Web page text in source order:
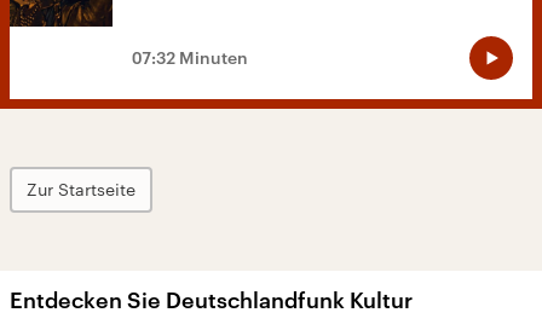
07:32 Minuten
Zur Startseite
Entdecken Sie Deutschlandfunk Kultur